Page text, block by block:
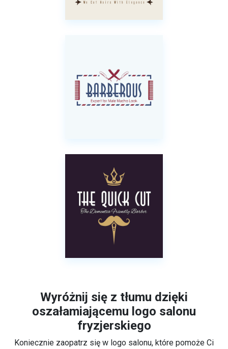
Wyróżnij się z tłumu dzięki
oszałamiającemu logo salonu
fryzjerskiego
Koniecznie zaopatrz się w logo salonu, które pomoże Ci